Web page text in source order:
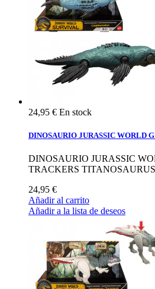
24,95 € En stock
DINOSAURIO JURASSIC WORLD
DINOSAURIO JURASSIC
TRACKERS TITANOSAURUS
24,95 €
Añadir al carrito
Añadir a la lista de deseos